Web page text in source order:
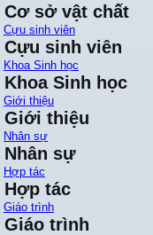
Cơ sở vật chất
Cựu sinh viên
Cựu sinh viên
Khoa Sinh học
Khoa Sinh học
Giới thiệu
Giới thiệu
Nhân sự
Nhân sự
Hợp tác
Hợp tác
Giáo trình
Giáo trình